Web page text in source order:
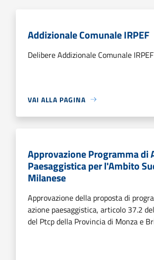
Addizionale Comunale IRPEF
Delibere Addizionale Comunale IRPEF
VAI ALLA PAGINA
Approvazione Programma di
Paesaggistica per l'Ambito
Milanese
Approvazione della proposta di
azione paesaggistica, articolo 37.2
del Ptcp della Provincia di Monza e